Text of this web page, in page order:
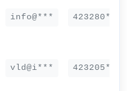
info@*** 423280***
vld@i*** 423205***